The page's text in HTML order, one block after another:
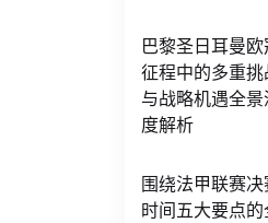
巴黎圣日耳曼欧
征程中的多重挑
与战略机遇全景
度解析
围绕法甲联赛决
时间五大要点的